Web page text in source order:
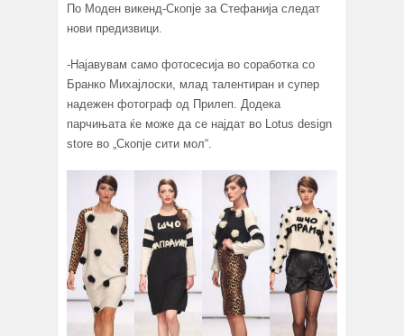
По Моден викенд-Скопје за Стефанија следат
нови предизвици.
-Најавувам само фотосесија во соработка со
Бранко Михајлоски, млад талентиран и супер
надежен фотограф од Прилеп. Додека
парчињата ќе може да се најдат во Lotus design
store во „Скопје сити мол“.